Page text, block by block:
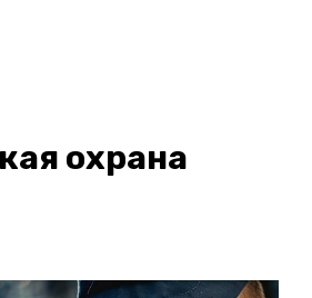
охрана